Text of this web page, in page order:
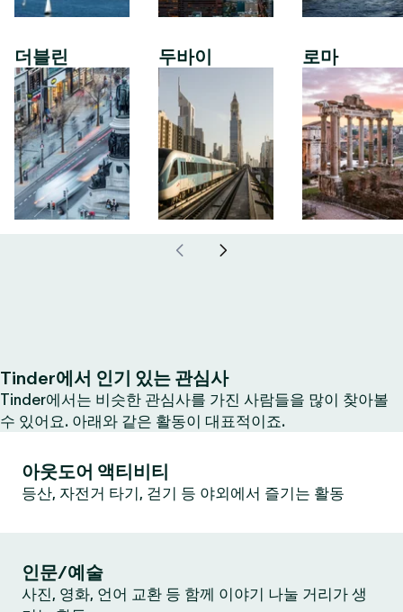
더블린 두바이 로마
Tinder에서 인기 있는 관심사
Tinder에서는 비슷한 관심사를 가진 사람들을 많이 찾아볼
수 있어요. 아래와 같은 활동이 대표적이죠.
아웃도어 액티비티
등산, 자전거 타기, 걷기 등 야외에서 즐기는 활동
인문/예술
사진, 영화, 언어 교환 등 함께 이야기 나눌 거리가 생